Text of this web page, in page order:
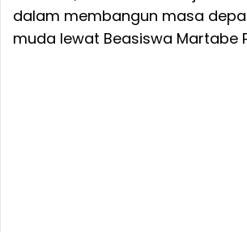
dalam membangun masa
muda lewat Beasiswa Martabe